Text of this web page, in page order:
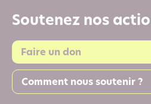
Soutenez nos
Faire un don
Comment nous soutenir ?